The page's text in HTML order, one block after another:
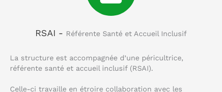
RSAI - Référente Santé et Accueil Inclusif
La structure est accompagnée d’une péricultrice,
référente santé et accueil inclusif (RSAI).
Celle-ci travaille en étroire collaboration avec les